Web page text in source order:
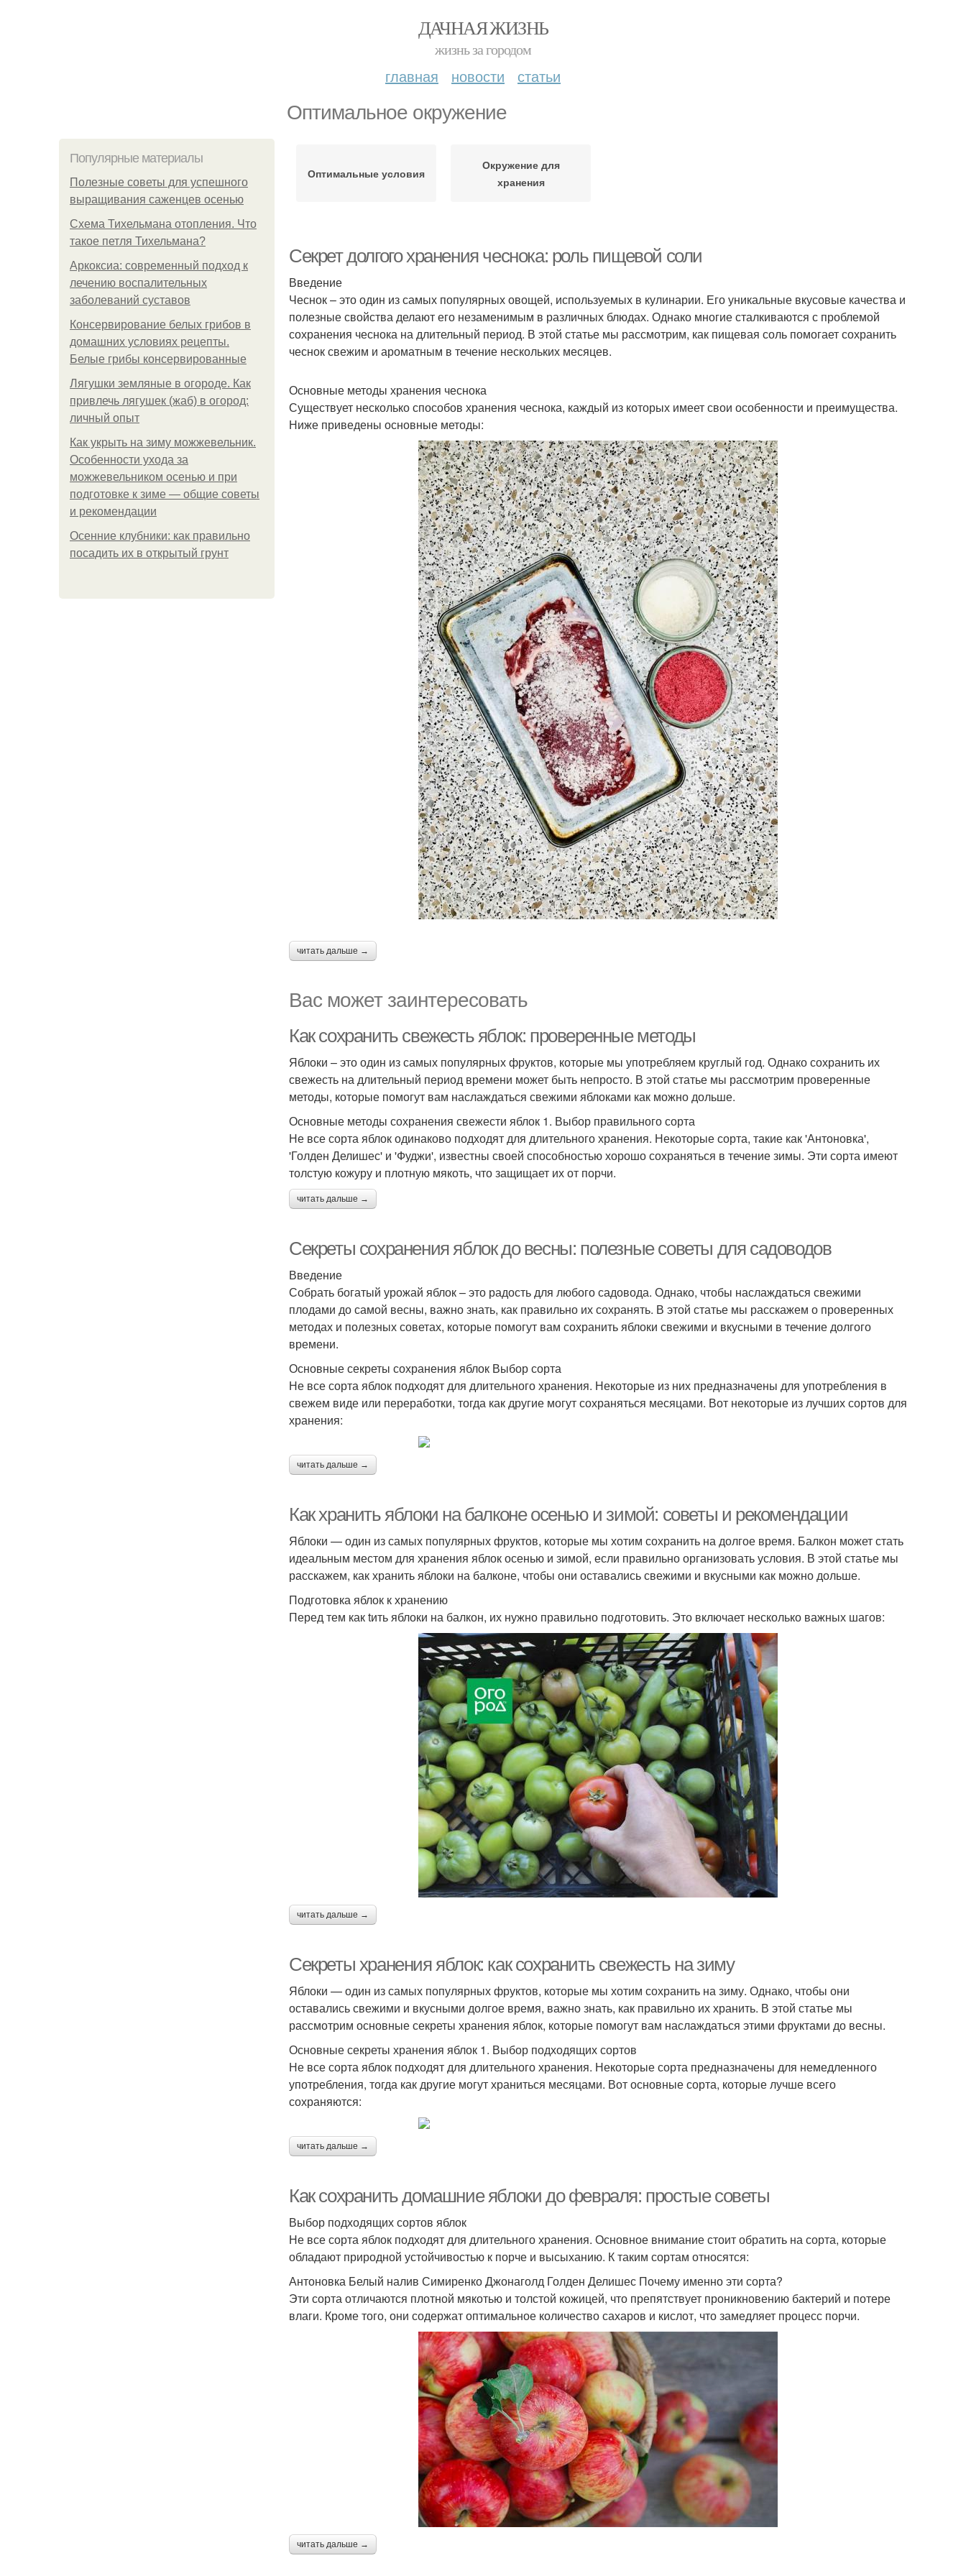
ДАЧНАЯ ЖИЗНЬ
жизнь за городом
главная новости статьи
Оптимальное окружение
Популярные материалы
Полезные советы для успешного
выращивания саженцев осенью
Схема Тихельмана отопления. Что
такое петля Тихельмана?
Аркоксиа: современный подход к
лечению воспалительных
заболеваний суставов
Консервирование белых грибов в
домашних условиях рецепты.
Белые грибы консервированные
Лягушки земляные в огороде. Как
привлечь лягушек (жаб) в огород:
личный опыт
Как укрыть на зиму можжевельник.
Особенности ухода за
можжевельником осенью и при
подготовке к зиме — общие советы
и рекомендации
Осенние клубники: как правильно
посадить их в открытый грунт
Оптимальные условия
Окружение для
хранения
Секрет долгого хранения чеснока: роль пищевой соли
Введение
Чеснок – это один из самых популярных овощей, используемых в кулинарии. Его уникальные вкусовые качества и
полезные свойства делают его незаменимым в различных блюдах. Однако многие сталкиваются с проблемой
сохранения чеснока на длительный период. В этой статье мы рассмотрим, как пищевая соль помогает сохранить
чеснок свежим и ароматным в течение нескольких месяцев.
Основные методы хранения чеснока
Существует несколько способов хранения чеснока, каждый из которых имеет свои особенности и преимущества.
Ниже приведены основные методы:
читать дальше →
Вас может заинтересовать
Как сохранить свежесть яблок: проверенные методы
Яблоки – это один из самых популярных фруктов, которые мы употребляем круглый год. Однако сохранить их
свежесть на длительный период времени может быть непросто. В этой статье мы рассмотрим проверенные
методы, которые помогут вам наслаждаться свежими яблоками как можно дольше.
Основные методы сохранения свежести яблок 1. Выбор правильного сорта
Не все сорта яблок одинаково подходят для длительного хранения. Некоторые сорта, такие как 'Антоновка',
'Голден Делишес' и 'Фуджи', известны своей способностью хорошо сохраняться в течение зимы. Эти сорта имеют
толстую кожуру и плотную мякоть, что защищает их от порчи.
читать дальше →
Секреты сохранения яблок до весны: полезные советы для садоводов
Введение
Собрать богатый урожай яблок – это радость для любого садовода. Однако, чтобы наслаждаться свежими
плодами до самой весны, важно знать, как правильно их сохранять. В этой статье мы расскажем о проверенных
методах и полезных советах, которые помогут вам сохранить яблоки свежими и вкусными в течение долгого
времени.
Основные секреты сохранения яблок Выбор сорта
Не все сорта яблок подходят для длительного хранения. Некоторые из них предназначены для употребления в
свежем виде или переработки, тогда как другие могут сохраняться месяцами. Вот некоторые из лучших сортов для
хранения:
читать дальше →
Как хранить яблоки на балконе осенью и зимой: советы и рекомендации
Яблоки — один из самых популярных фруктов, которые мы хотим сохранить на долгое время. Балкон может стать
идеальным местом для хранения яблок осенью и зимой, если правильно организовать условия. В этой статье мы
расскажем, как хранить яблоки на балконе, чтобы они оставались свежими и вкусными как можно дольше.
Подготовка яблок к хранению
Перед тем как tить яблоки на балкон, их нужно правильно подготовить. Это включает несколько важных шагов:
читать дальше →
Секреты хранения яблок: как сохранить свежесть на зиму
Яблоки — один из самых популярных фруктов, которые мы хотим сохранить на зиму. Однако, чтобы они
оставались свежими и вкусными долгое время, важно знать, как правильно их хранить. В этой статье мы
рассмотрим основные секреты хранения яблок, которые помогут вам наслаждаться этими фруктами до весны.
Основные секреты хранения яблок 1. Выбор подходящих сортов
Не все сорта яблок подходят для длительного хранения. Некоторые сорта предназначены для немедленного
употребления, тогда как другие могут храниться месяцами. Вот основные сорта, которые лучше всего
сохраняются:
читать дальше →
Как сохранить домашние яблоки до февраля: простые советы
Выбор подходящих сортов яблок
Не все сорта яблок подходят для длительного хранения. Основное внимание стоит обратить на сорта, которые
обладают природной устойчивостью к порче и высыханию. К таким сортам относятся:
Антоновка Белый налив Симиренко Джонаголд Голден Делишес Почему именно эти сорта?
Эти сорта отличаются плотной мякотью и толстой кожицей, что препятствует проникновению бактерий и потере
влаги. Кроме того, они содержат оптимальное количество сахаров и кислот, что замедляет процесс порчи.
читать дальше →